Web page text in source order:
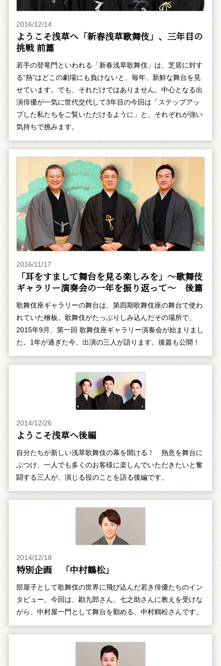
2016/12/14
ようこそ浅草へ「新春浅草歌舞伎」、三年目の
挑戦 前篇
若手の登竜門といわれる「新春浅草歌舞伎」は、芝居に対す
る“熱”はどこの劇場にも負けないと、毎年、新鮮な舞台を見
せています。でも、それだけではありません。中心となる出
演俳優が一気に世代交代して3年目の今回は「ステップアッ
プした私たちをご覧いただけるように」と、それぞれが強い
気持ちで挑みます。
2016/11/17
「耳をすまして舞台を見る楽しみを」～歌舞伎
ギャラリー演奏会の一年を振り返って～ 後篇
歌舞伎座ギャラリーの舞台は、第四期歌舞伎座の舞台で使わ
れていた檜板。歌舞伎がたっぷりしみ込んだその場所で、
2015年9月、第一回 歌舞伎座ギャラリー演奏会が始まりまし
た。1年が過ぎた今、出演の三人が語ります。後篇も公開！
2014/12/26
ようこそ浅草へ――後編
自分たちが新しい浅草歌舞伎の幕を開ける！ 熱意を舞台に
ぶつけ、一人でも多くのお客様に楽しんでいただきたいと奮
闘する三人が、演じる役のことを語る後編です。
2014/12/18
特別企画 「中村鶴松」
部屋子として歌舞伎の世界に飛び込んだ若き俳優たちのイン
タビュー。今回は、勘九郎さん、七之助さんに教えを受けな
がら、中村屋一門として舞台を勤める、中村鶴松さんです。